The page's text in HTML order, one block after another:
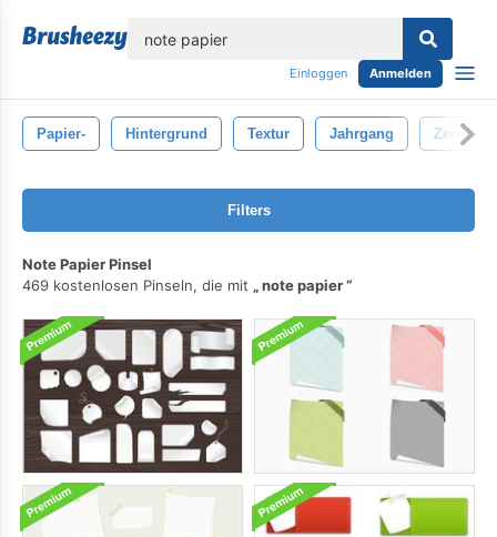
Einloggen Anmelden
Papier- Hintergrund Textur Jahrgang Zerrissen
Filters
Note Papier Pinsel
469 kostenlosen Pinseln, die mit
note papier